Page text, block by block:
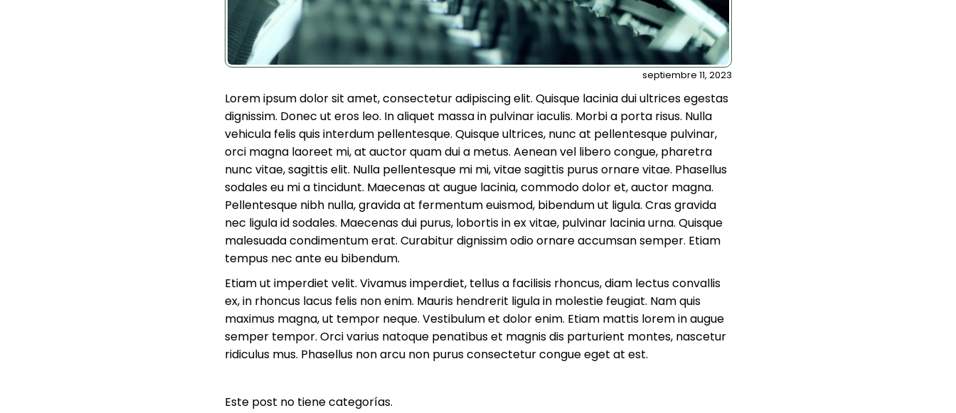
septiembre 11, 2023
Lorem ipsum dolor sit amet, consectetur adipiscing elit. Quisque lacinia dui ultrices egestas
dignissim. Donec ut eros leo. In aliquet massa in pulvinar iaculis. Morbi a porta risus. Nulla
vehicula felis quis interdum pellentesque. Quisque ultrices, nunc at pellentesque pulvinar,
orci magna laoreet mi, at auctor quam dui a metus. Aenean vel libero congue, pharetra
nunc vitae, sagittis elit. Nulla pellentesque mi mi, vitae sagittis purus ornare vitae. Phasellus
sodales eu mi a tincidunt. Maecenas at augue lacinia, commodo dolor et, auctor magna.
Pellentesque nibh nulla, gravida at fermentum euismod, bibendum ut ligula. Cras gravida
nec ligula id sodales. Maecenas dui purus, lobortis in ex vitae, pulvinar lacinia urna. Quisque
malesuada condimentum erat. Curabitur dignissim odio ornare accumsan semper. Etiam
tempus nec ante eu bibendum.
Etiam ut imperdiet velit. Vivamus imperdiet, tellus a facilisis rhoncus, diam lectus convallis
ex, in rhoncus lacus felis non enim. Mauris hendrerit ligula in molestie feugiat. Nam quis
maximus magna, ut tempor neque. Vestibulum et dolor enim. Etiam mattis lorem in augue
semper tempor. Orci varius natoque penatibus et magnis dis parturient montes, nascetur
ridiculus mus. Phasellus non arcu non purus consectetur congue eget at est.
Este post no tiene categorías.